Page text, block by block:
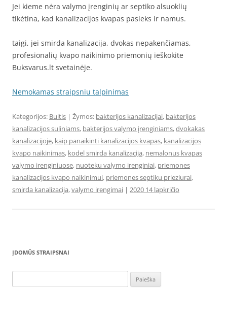
Jei kieme nėra valymo įrenginių ar septiko alsuoklių
tikėtina, kad kanalizacijos kvapas pasieks ir namus.
taigi, jei smirda kanalizacija, dvokas nepakenčiamas,
profesionalių kvapo naikinimo priemonių ieškokite
Buksvarus.lt svetainėje.
Nemokamas straipsniu talpinimas
Kategorijos: Buitis | Žymos: bakterijos kanalizacijai, bakterijos
kanalizacijos suliniams, bakterijos valymo įrenginiams,dvokakas
kanalizacijoje, kaip panaikinti kanalizacijos kvapas, kanalizacijos
kvapo naikinimas, kodel smirda kanalizacija, nemalonus kvapas
valymo irenginiuose, nuoteku valymo irenginiai, priemones
kanalizacijos kvapo naikinimui, priemones septiku prieziurai,
smirda kanalizacija,valymo irengimai | 2020 14 lapkričio
ĮDOMŪS STRAIPSNAI